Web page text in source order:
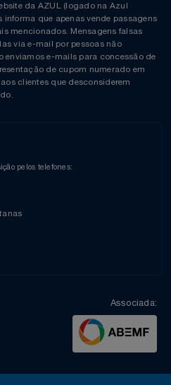
da AZUL (logado na Azul
informa que apenas vende passagens
mencionados. Mensagens falsas
via e-mail por pessoas não
enviamos e-mails para concessão de
de cupom numerado em
clientes que desconsiderem
pelos telefones:
Associada: